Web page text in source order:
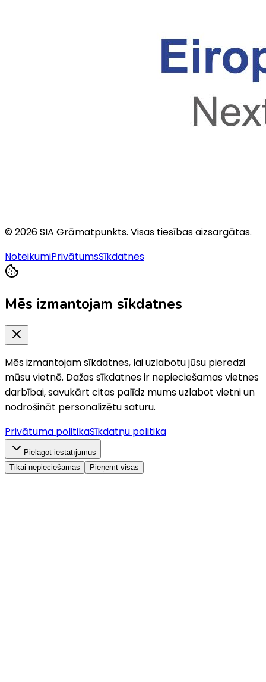
©2026SIA Grāmatpunkts. Visas tiesības aizsargātas.
NoteikumiPrivātumsSīkdatnes
Mēs izmantojam sīkdatnes
Mēs izmantojam sīkdatnes, lai uzlabotu jūsu pieredzi
mūsu vietnē. Dažas sīkdatnes ir nepieciešamas vietnes
darbībai, savukārt citas palīdz mums uzlabot vietni un
nodrošināt personalizētu saturu.
Privātuma politikaSīkdatņu politika
Pielāgot iestatījumus
Tikai nepieciešamās
Pieņemt visas